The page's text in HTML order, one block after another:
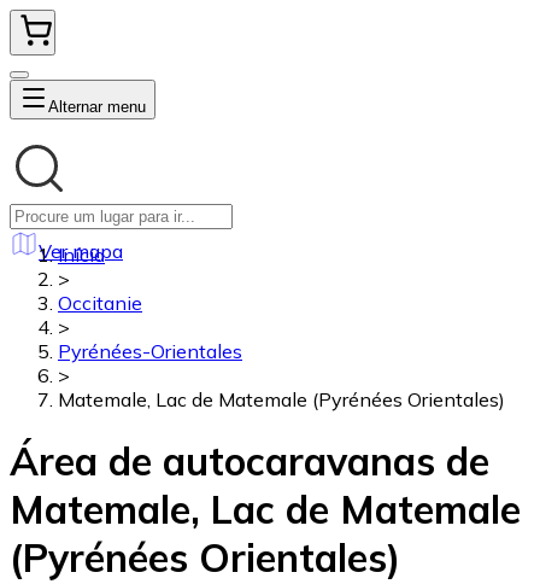
Alternar menu
Ver mapa
Início
>
Occitanie
>
Pyrénées-Orientales
>
Matemale, Lac de Matemale (Pyrénées Orientales)
Área de autocaravanas de
Matemale, Lac de Matemale
(Pyrénées Orientales)